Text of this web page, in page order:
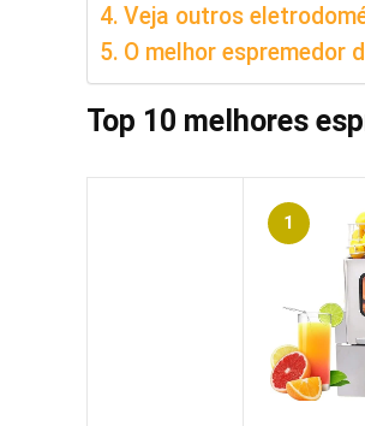
Veja outros
O melhor espremedor
Top 10 melhores
1